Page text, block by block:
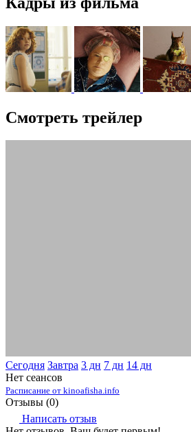
Смотреть трейлер
Сегодня Завтра 3 дн 7 дн 14 дн
Нет сеансов
Расписание от kinoafisha.info
Отзывы (0)
Написать отзыв